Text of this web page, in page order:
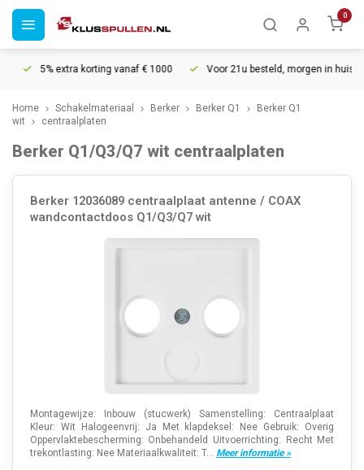
0
5% extra korting vanaf € 1000 Voor 21u besteld, morgen in huis*
Home Schakelmateriaal Berker Berker Q1
Berker Q1
wit
centraalplaten
Berker Q1/Q3/Q7 wit centraalplaten
Berker 12036089 centraalplaat antenne / COAX
wandcontactdoos Q1/Q3/Q7 wit
Montagewijze: Inbouw (stucwerk) Samenstelling: Centraalplaat
Kleur: Wit Halogeenvrij: Ja Met klapdeksel: Nee Gebruik: Overig
Oppervlaktebescherming: Onbehandeld Uitvoerrichting: Recht Met
trekontlasting: Nee Materiaalkwaliteit: T... Meer informatie »